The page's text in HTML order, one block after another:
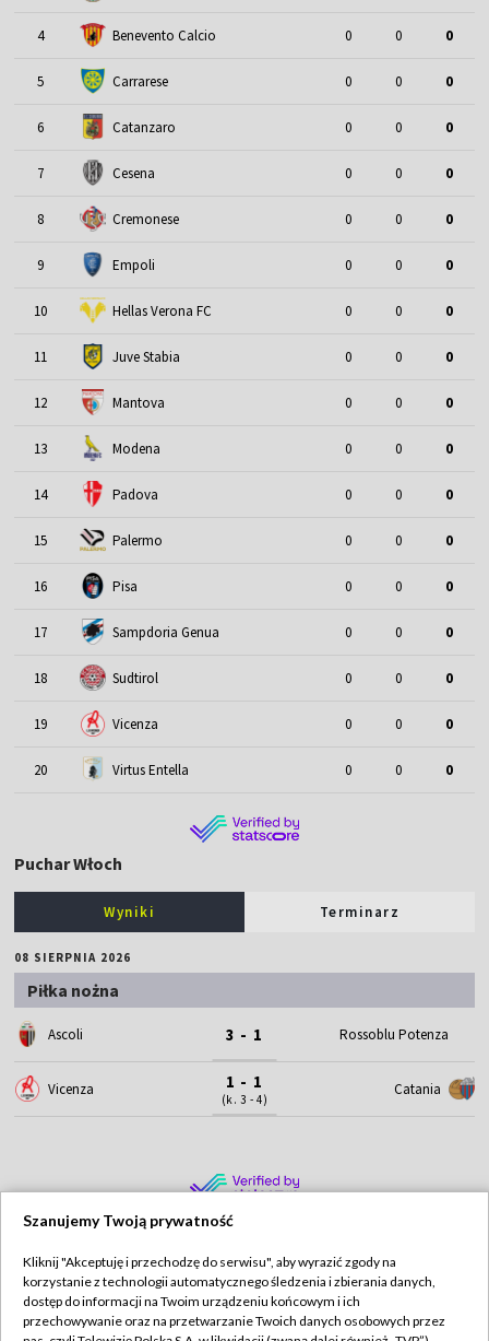
4 Benevento Calcio 0 0 0
5 Carrarese 0 0 0
6 Catanzaro 0 0 0
7 Cesena 0 0 0
8 Cremonese 0 0 0
9 Empoli 0 0 0
10 Hellas Verona FC 0 0 0
11 Juve Stabia 0 0 0
12 Mantova 0 0 0
13 Modena 0 0 0
14 Padova 0 0 0
15 Palermo 0 0 0
16 Pisa 0 0 0
17 Sampdoria Genua 0 0 0
18 Sudtirol 0 0 0
19 Vicenza 0 0 0
20 Virtus Entella 0 0 0
Puchar Włoch
Wyniki Terminarz
08 SIERPNIA 2026
Piłka nożna
Ascoli 3 - 1 Rossoblu Potenza
Vicenza 1 - 1
(k. 3 - 4)
Catania
TVP
Abonament TVP
Regulamin TVP
Szanujemy Twoją prywatność
Kliknij "Akceptuję i przechodzę do serwisu", aby wyrazić zgody na
korzystanie z technologii automatycznego śledzenia i zbierania danych,
dostęp do informacji na Twoim urządzeniu końcowym i ich
przechowywanie oraz na przetwarzanie Twoich danych osobowych przez